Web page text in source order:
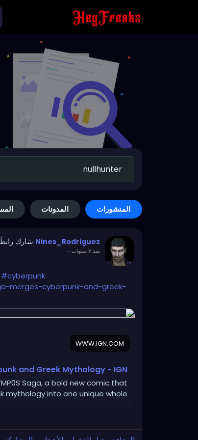
المنشورات المدونات
Nines_Rodriguez شارك
منذ ٢ سنوات -
#cyberpunk
merges-cyberpunk-and-greek-
WWW.IGN.COM
and Greek Mythology - IGN
Saga, a bold new comic that
mythology into one unique whole.